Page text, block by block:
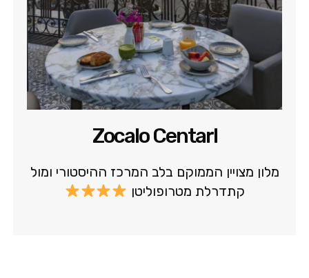
Zocalo Centarl
מלון מצויין הממוקם בלב המרכז ההיסטורי ומול
קתדרלת מטרופוליטן